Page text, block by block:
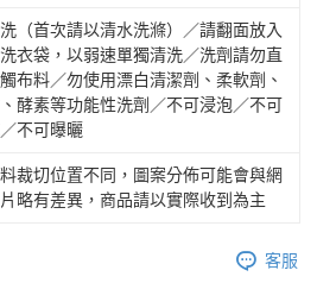
（首次請以清水洗滌）／請翻面放入
衣袋，以弱速單獨清洗／洗劑請勿直
布料／勿使用漂白清潔劑、柔軟劑、
酵素等功能性洗劑／不可浸泡／不可
不可曝曬
裁切位置不同，圖案分佈可能會與網
略有差異，商品請以實際收到為主
客服